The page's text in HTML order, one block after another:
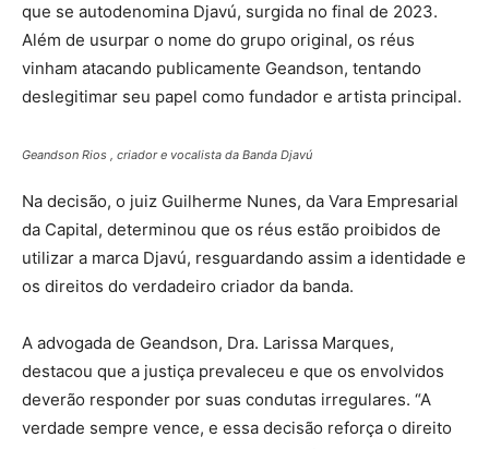
que se autodenomina Djavú, surgida no final de 2023.
Além de usurpar o nome do grupo original, os réus
vinham atacando publicamente Geandson, tentando
deslegitimar seu papel como fundador e artista principal.
Geandson Rios , criador e vocalista da Banda Djavú
Na decisão, o juiz Guilherme Nunes, da Vara Empresarial
da Capital, determinou que os réus estão proibidos de
utilizar a marca Djavú, resguardando assim a identidade e
os direitos do verdadeiro criador da banda.
A advogada de Geandson, Dra. Larissa Marques,
destacou que a justiça prevaleceu e que os envolvidos
deverão responder por suas condutas irregulares. “A
verdade sempre vence, e essa decisão reforça o direito